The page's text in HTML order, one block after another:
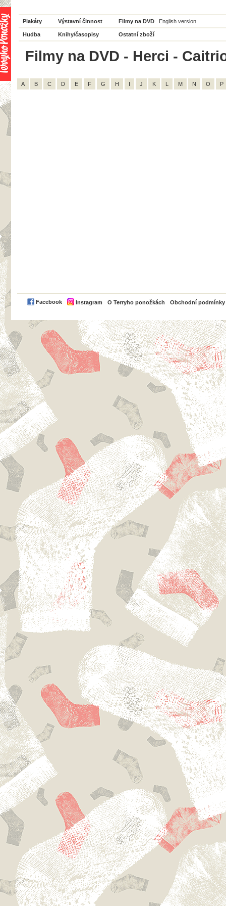
Plakáty Výstavní činnost Filmy na DVD English version
Hudba Knihy/časopisy Ostatní zboží
Filmy na DVD - Herci -
A B C D E F G H I J K L M N O P
Facebook Instagram O Terryho ponožkách Obchodní podmínky
PayPal